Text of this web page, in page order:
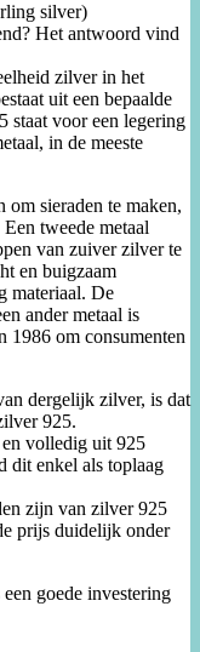
silver)
Het antwoord vind
zilver in het
uit een bepaalde
staat voor een legering
in de meeste
sieraden te maken,
tweede metaal
van zuiver zilver te
en buigzaam
materiaal. De
ander metaal is
1986 om consumenten
dergelijk zilver, is dat
925.
volledig uit 925
dit enkel als toplaag
zijn van zilver 925
prijs duidelijk onder
goede investering